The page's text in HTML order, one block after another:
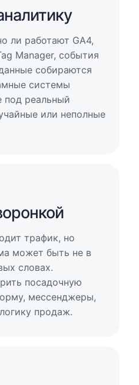
ли работают GA4,
Manager, события
собираются
системы
под реальный
или неполные
трафик, но
может быть не в
словах.
посадочную
мессенджеры,
продаж.